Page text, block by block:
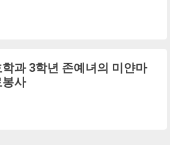
과 3학년 존예녀의 미얀마
사